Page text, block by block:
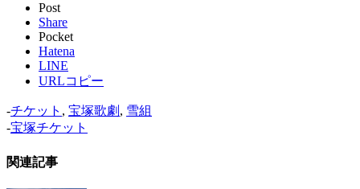
Post
Share
Pocket
Hatena
LINE
URLコピー
-チケット , 宝塚歌劇 , 雪組
-宝塚チケット
関連記事